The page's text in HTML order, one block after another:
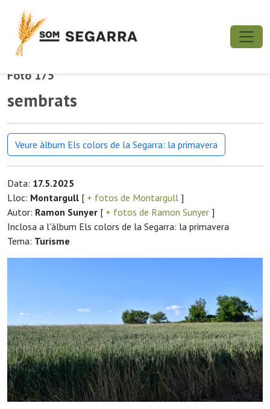
Foto 175
sembrats
Veure àlbum Els colors de la Segarra: la primavera
Data: 17.5.2025
Lloc: Montargull [ + fotos de Montargull ]
Autor: Ramon Sunyer [ + fotos de Ramon Sunyer ]
Inclosa a l'àlbum Els colors de la Segarra: la primavera
Tema: Turisme